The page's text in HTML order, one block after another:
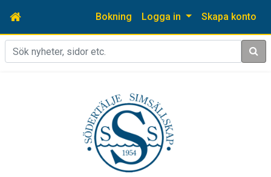
Bokning Logga in Skapa konto
Sök